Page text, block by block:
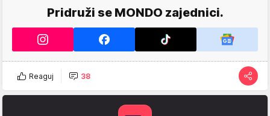
Pridruži se MONDO zajednici.
Reaguj 38